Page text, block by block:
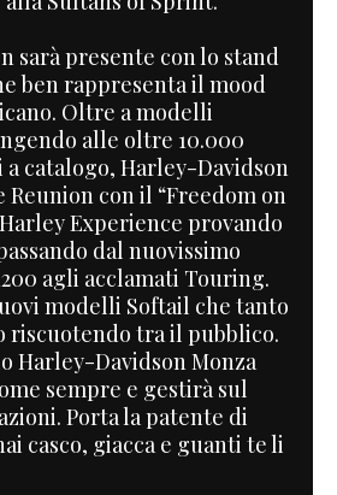
sarà presente con lo stand
ben rappresenta il mood
Oltre a modelli
alle oltre 10.000
catalogo, Harley-Davidson
Reunion con il “Freedom on
Experience provando
dal nuovissimo
agli acclamati Touring.
modelli Softail che tanto
riscuotendo tra il pubblico.
Harley-Davidson Monza
sempre e gestirà sul
Porta la patente di
casco, giacca e guanti te li